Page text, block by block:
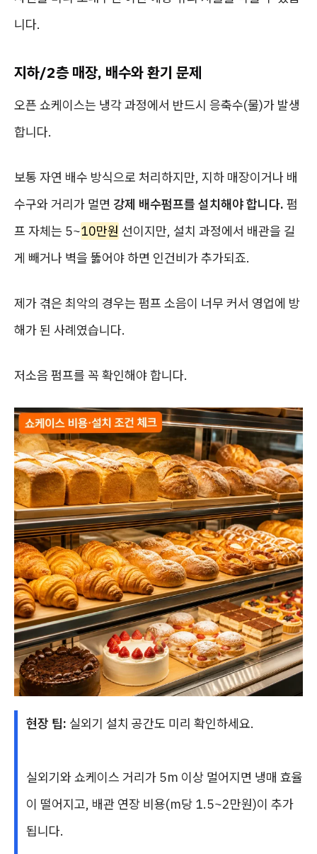
니다.
지하/2층 매장, 배수와 환기 문제
오픈 쇼케이스는 냉각 과정에서 반드시 응축수(물)가 발생
합니다.
보통 자연 배수 방식으로 처리하지만, 지하 매장이거나 배
수구와 거리가 멀면 강제 배수펌프를 설치해야 합니다. 펌
프 자체는 5~10만원 선이지만, 설치 과정에서 배관을 길
게 빼거나 벽을 뚫어야 하면 인건비가 추가되죠.
제가 겪은 최악의 경우는 펌프 소음이 너무 커서 영업에 방
해가 된 사례였습니다.
저소음 펌프를 꼭 확인해야 합니다.
현장 팁: 실외기 설치 공간도 미리 확인하세요.
실외기와 쇼케이스 거리가 5m 이상 멀어지면 냉매 효율
이 떨어지고, 배관 연장 비용(m당 1.5~2만원)이 추가
됩니다.